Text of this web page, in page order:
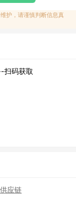
护，请谨慎判断信息真
扫码获取
应链